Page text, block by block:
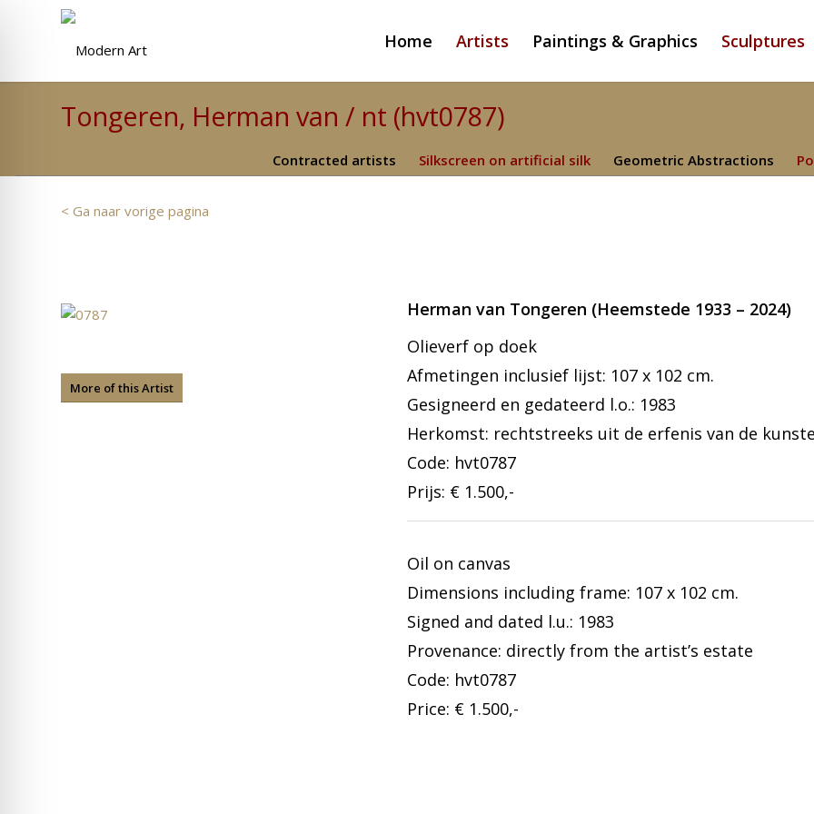
Home Artists Paintings & Graphics Sculptures
Tongeren, Herman van / nt (hvt0787)
Contracted artists Silkscreen on artificial silk Geometric Abstractions
< Ga naar vorige pagina
More of this Artist
Herman van Tongeren (Heemstede 1933 – 2024)
Olieverf op doek
Afmetingen inclusief lijst: 107 x 102 cm.
Gesigneerd en gedateerd l.o.: 1983
Herkomst: rechtstreeks uit de erfenis van de
Code: hvt0787
Prijs: € 1.500,-
Oil on canvas
Dimensions including frame: 107 x 102 cm.
Signed and dated l.u.: 1983
Provenance: directly from the artist’s estate
Code: hvt0787
Price: € 1.500,-